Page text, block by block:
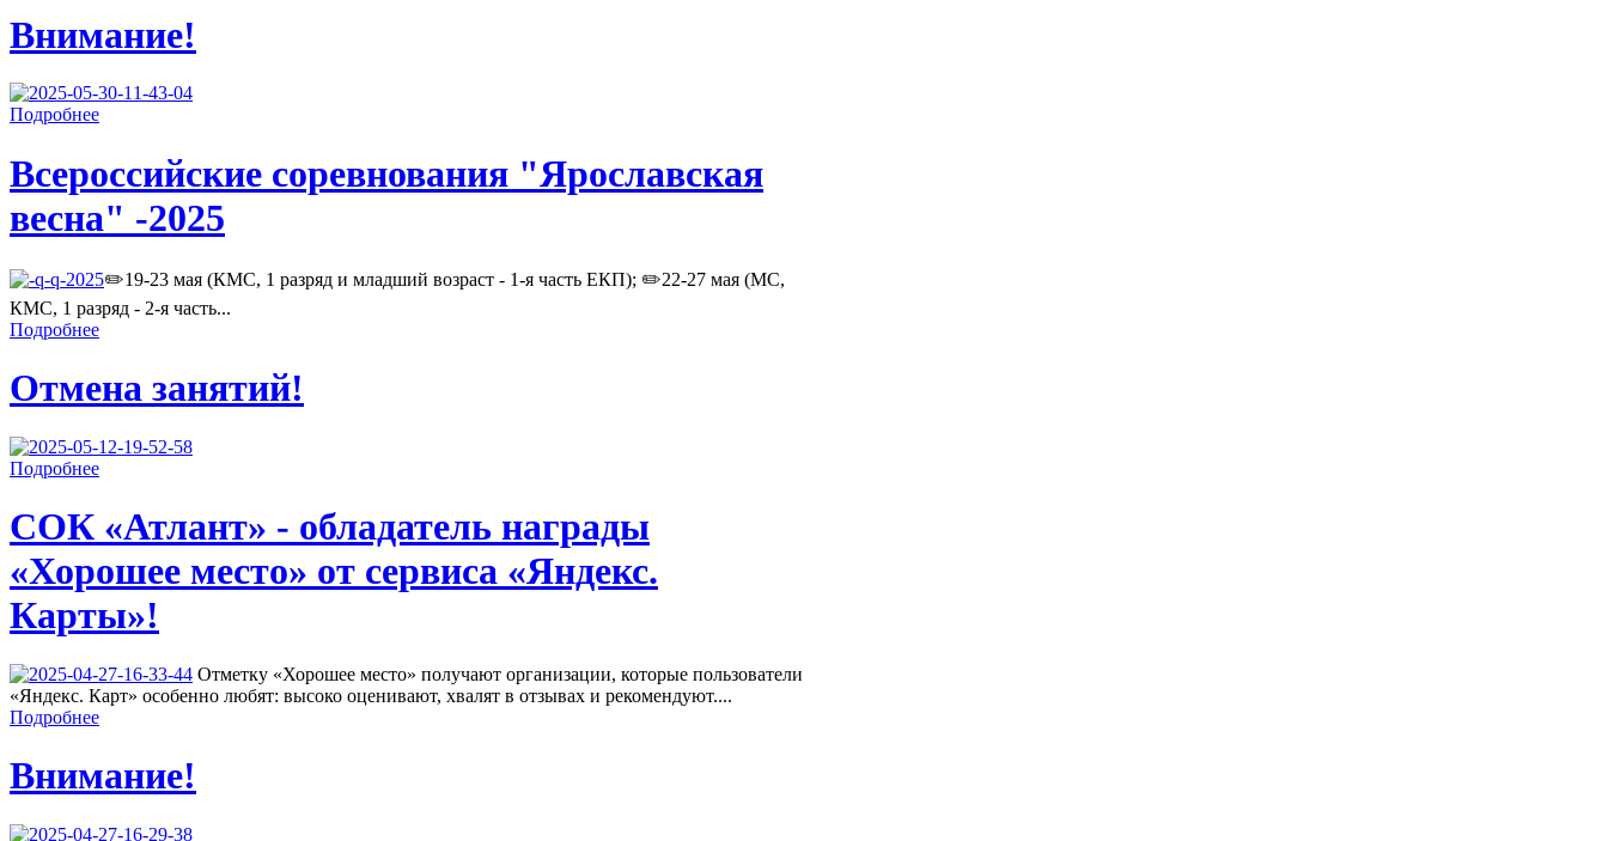
Внимание!
Подробнее
Всероссийские соревнования "Ярославская
весна" -2025
✏️19-23 мая (КМС, 1 разряд и младший возраст - 1-я часть ЕКП); ✏️22-27 мая (МС,
КМС, 1 разряд - 2-я часть...
Подробнее
Отмена занятий!
Подробнее
СОК «Атлант» - обладатель награды
«Хорошее место» от сервиса «Яндекс.
Карты»!
Отметку «Хорошее место» получают организации, которые пользователи
«Яндекс. Карт» особенно любят: высоко оценивают, хвалят в отзывах и рекомендуют....
Подробнее
Внимание!